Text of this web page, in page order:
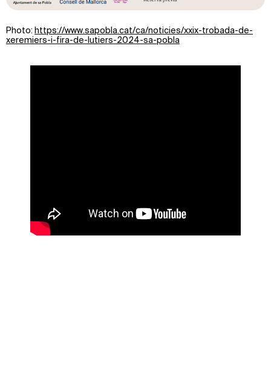
Photo: https://www.sapobla.cat/ca/noticies/xxix-trobada-de-
xeremiers-i-fira-de-lutiers-2024-sa-pobla